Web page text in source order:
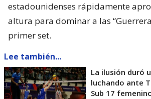
estadounidenses rápidamente
altura para dominar a las
primer set.
Lee también...
La ilusión duró
luchando ante
Sub 17